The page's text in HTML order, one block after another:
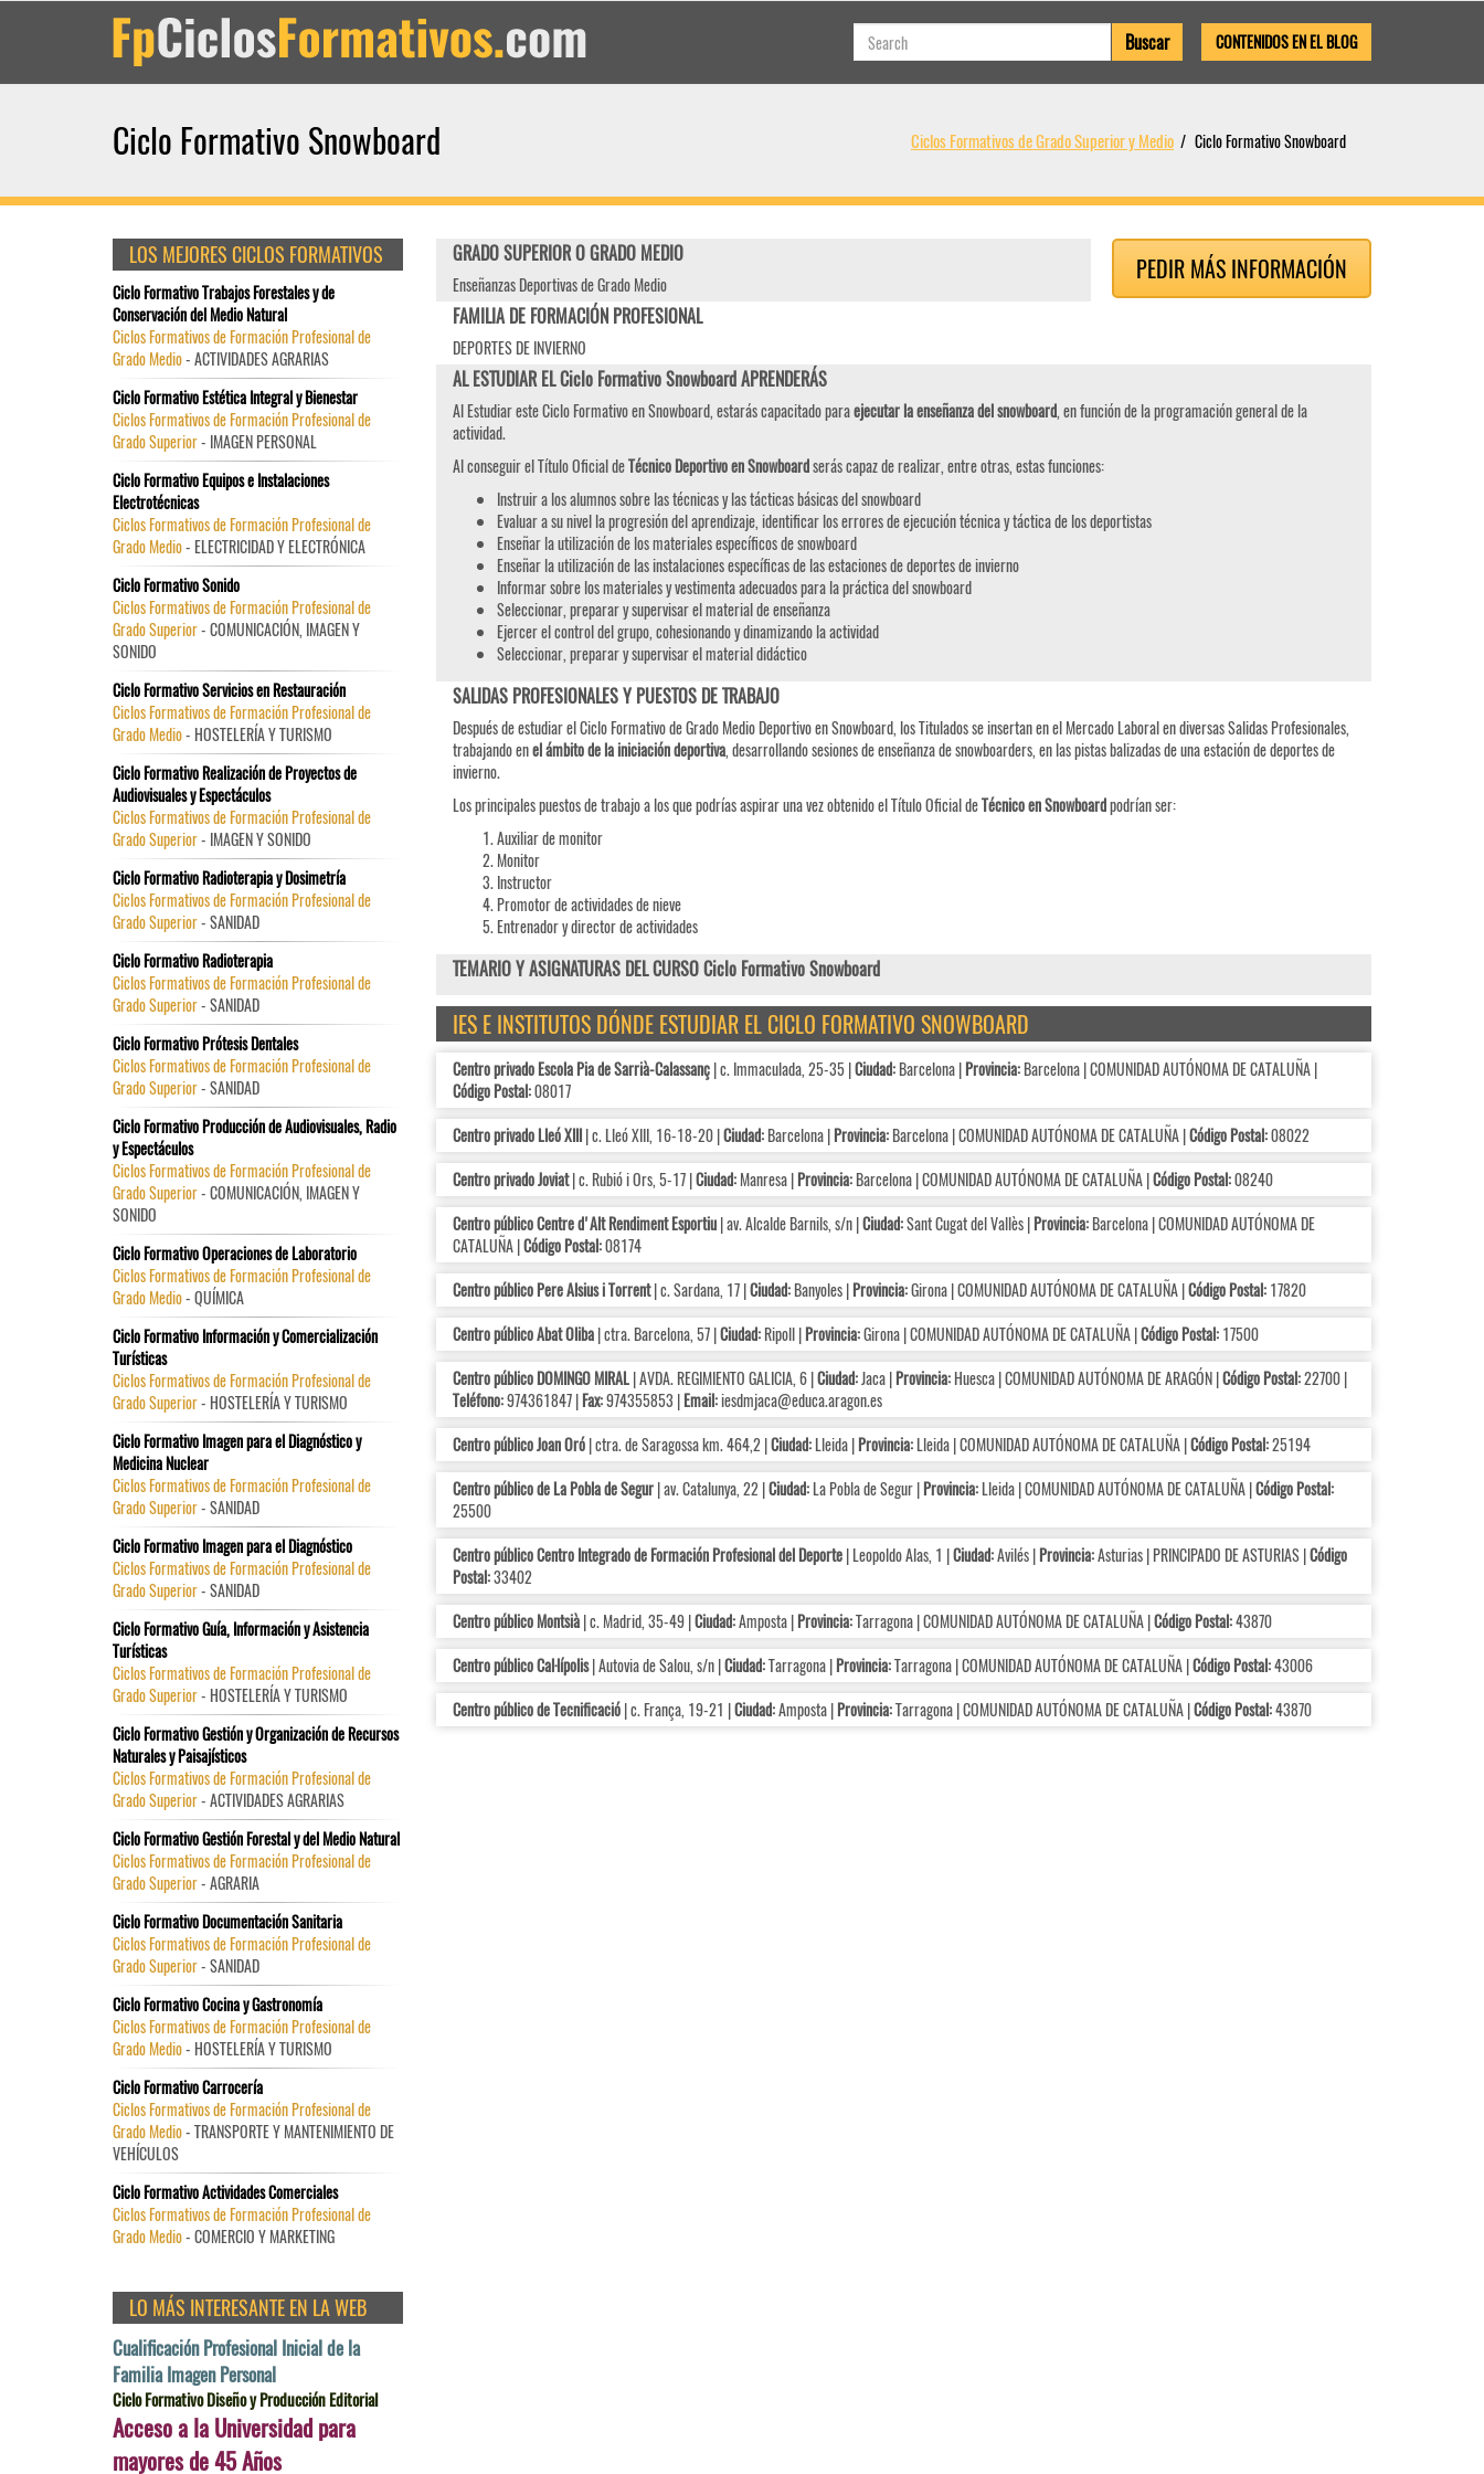
CONTENIDOS EN EL BLOG
Ciclo Formativo Snowboard Ciclos Formativos de Grado Superior y Medio Ciclo Formativo Snowboard
PEDIR MÁS INFORMACIÓN
GRADO SUPERIOR O GRADO MEDIO
Enseñanzas Deportivas de Grado Medio
FAMILIA DE FORMACIÓN PROFESIONAL
DEPORTES DE INVIERNO
AL ESTUDIAR EL Ciclo Formativo Snowboard APRENDERÁS
Al Estudiar este Ciclo Formativo en Snowboard, estarás capacitado paraejecutar la enseñanza del snowboard, en función de la programación general de la
actividad.
Al conseguir el Título Oficial deTécnico Deportivo en Snowboardserás capaz de realizar, entre otras, estas funciones:
Instruir a los alumnos sobre las técnicas y las tácticas básicas del snowboard
Evaluar a su nivel la progresión del aprendizaje, identificar los errores de ejecución técnica y táctica de los deportistas
Enseñar la utilización de los materiales específicos de snowboard
Enseñar la utilización de las instalaciones específicas de las estaciones de deportes de invierno
Informar sobre los materiales y vestimenta adecuados para la práctica del snowboard
Seleccionar, preparar y supervisar el material de enseñanza
Ejercer el control del grupo, cohesionando y dinamizando la actividad
Seleccionar, preparar y supervisar el material didáctico
SALIDAS PROFESIONALES Y PUESTOS DE TRABAJO
Después de estudiar el Ciclo Formativo de Grado Medio Deportivo en Snowboard, los Titulados se insertan en el Mercado Laboral en diversas Salidas Profesionales,
trabajando enel ámbito de la iniciación deportiva, desarrollando sesiones de enseñanza de snowboarders, en las pistas balizadas de una estación de deportes de
invierno.
Los principales puestos de trabajo a los que podrías aspirar una vez obtenido el Título Oficial deTécnico en Snowboardpodrían ser:
Auxiliar de monitor
Monitor
Instructor
Promotor de actividades de nieve
Entrenador y director de actividades
TEMARIO Y ASIGNATURAS DEL CURSO Ciclo Formativo Snowboard
IES E INSTITUTOS DÓNDE ESTUDIAR EL CICLO FORMATIVO SNOWBOARD
Centro privado Escola Pia de Sarrià-Calassanç| c. Immaculada, 25-35 |Ciudad:Barcelona |Provincia:Barcelona | COMUNIDAD AUTÓNOMA DE CATALUÑA |
Código Postal:08017
Centro privado Lleó XIII| c. Lleó XIII, 16-18-20 |Ciudad:Barcelona |Provincia:Barcelona | COMUNIDAD AUTÓNOMA DE CATALUÑA |Código Postal:08022
Centro privado Joviat| c. Rubió i Ors, 5-17 |Ciudad:Manresa |Provincia:Barcelona | COMUNIDAD AUTÓNOMA DE CATALUÑA |Código Postal:08240
Centro público Centre d'Alt Rendiment Esportiu| av. Alcalde Barnils, s/n |Ciudad:Sant Cugat del Vallès |Provincia:Barcelona | COMUNIDAD AUTÓNOMA DE
CATALUÑA |Código Postal:08174
Centro público Pere Alsius i Torrent| c. Sardana, 17 |Ciudad:Banyoles |Provincia:Girona | COMUNIDAD AUTÓNOMA DE CATALUÑA |Código Postal:17820
Centro público Abat Oliba| ctra. Barcelona, 57 |Ciudad:Ripoll |Provincia:Girona | COMUNIDAD AUTÓNOMA DE CATALUÑA |Código Postal:17500
Centro público DOMINGO MIRAL| AVDA. REGIMIENTO GALICIA, 6 |Ciudad:Jaca |Provincia:Huesca | COMUNIDAD AUTÓNOMA DE ARAGÓN |Código Postal:22700 |
Teléfono:974361847 |Fax:974355853 |Email:iesdmjaca@educa.aragon.es
Centro público Joan Oró| ctra. de Saragossa km. 464,2 |Ciudad:Lleida |Provincia:Lleida | COMUNIDAD AUTÓNOMA DE CATALUÑA |Código Postal:25194
Centro público de La Pobla de Segur| av. Catalunya, 22 |Ciudad:La Pobla de Segur |Provincia:Lleida | COMUNIDAD AUTÓNOMA DE CATALUÑA |Código Postal:
25500
Centro público Centro Integrado de Formación Profesional del Deporte| Leopoldo Alas, 1 |Ciudad:Avilés |Provincia:Asturias | PRINCIPADO DE ASTURIAS |Código
Postal:33402
Centro público Montsià| c. Madrid, 35-49 |Ciudad:Amposta |Provincia:Tarragona | COMUNIDAD AUTÓNOMA DE CATALUÑA |Código Postal:43870
Centro público Cal·lípolis| Autovia de Salou, s/n |Ciudad:Tarragona |Provincia:Tarragona | COMUNIDAD AUTÓNOMA DE CATALUÑA |Código Postal:43006
Centro público de Tecnificació| c. França, 19-21 |Ciudad:Amposta |Provincia:Tarragona | COMUNIDAD AUTÓNOMA DE CATALUÑA |Código Postal:43870
LOS MEJORES CICLOS FORMATIVOS
Ciclo Formativo Trabajos Forestales y de
Conservación del Medio Natural
Ciclos Formativos de Formación Profesional de
Grado Medio- ACTIVIDADES AGRARIAS
Ciclo Formativo Estética Integral y Bienestar
Ciclos Formativos de Formación Profesional de
Grado Superior- IMAGEN PERSONAL
Ciclo Formativo Equipos e Instalaciones
Electrotécnicas
Ciclos Formativos de Formación Profesional de
Grado Medio- ELECTRICIDAD Y ELECTRÓNICA
Ciclo Formativo Sonido
Ciclos Formativos de Formación Profesional de
Grado Superior- COMUNICACIÓN, IMAGEN Y
SONIDO
Ciclo Formativo Servicios en Restauración
Ciclos Formativos de Formación Profesional de
Grado Medio- HOSTELERÍA Y TURISMO
Ciclo Formativo Realización de Proyectos de
Audiovisuales y Espectáculos
Ciclos Formativos de Formación Profesional de
Grado Superior- IMAGEN Y SONIDO
Ciclo Formativo Radioterapia y Dosimetría
Ciclos Formativos de Formación Profesional de
Grado Superior- SANIDAD
Ciclo Formativo Radioterapia
Ciclos Formativos de Formación Profesional de
Grado Superior- SANIDAD
Ciclo Formativo Prótesis Dentales
Ciclos Formativos de Formación Profesional de
Grado Superior- SANIDAD
Ciclo Formativo Producción de Audiovisuales, Radio
y Espectáculos
Ciclos Formativos de Formación Profesional de
Grado Superior- COMUNICACIÓN, IMAGEN Y
SONIDO
Ciclo Formativo Operaciones de Laboratorio
Ciclos Formativos de Formación Profesional de
Grado Medio- QUÍMICA
Ciclo Formativo Información y Comercialización
Turísticas
Ciclos Formativos de Formación Profesional de
Grado Superior- HOSTELERÍA Y TURISMO
Ciclo Formativo Imagen para el Diagnóstico y
Medicina Nuclear
Ciclos Formativos de Formación Profesional de
Grado Superior- SANIDAD
Ciclo Formativo Imagen para el Diagnóstico
Ciclos Formativos de Formación Profesional de
Grado Superior- SANIDAD
Ciclo Formativo Guía, Información y Asistencia
Turísticas
Ciclos Formativos de Formación Profesional de
Grado Superior- HOSTELERÍA Y TURISMO
Ciclo Formativo Gestión y Organización de Recursos
Naturales y Paisajísticos
Ciclos Formativos de Formación Profesional de
Grado Superior- ACTIVIDADES AGRARIAS
Ciclo Formativo Gestión Forestal y del Medio Natural
Ciclos Formativos de Formación Profesional de
Grado Superior- AGRARIA
Ciclo Formativo Documentación Sanitaria
Ciclos Formativos de Formación Profesional de
Grado Superior- SANIDAD
Ciclo Formativo Cocina y Gastronomía
Ciclos Formativos de Formación Profesional de
Grado Medio- HOSTELERÍA Y TURISMO
Ciclo Formativo Carrocería
Ciclos Formativos de Formación Profesional de
Grado Medio- TRANSPORTE Y MANTENIMIENTO DE
VEHÍCULOS
Ciclo Formativo Actividades Comerciales
Ciclos Formativos de Formación Profesional de
Grado Medio- COMERCIO Y MARKETING
LO MÁS INTERESANTE EN LA WEB
Cualificación Profesional Inicial de la
Familia Imagen Personal
Ciclo Formativo Diseño y Producción Editorial
Acceso a la Universidad para
mayores de 45 Años